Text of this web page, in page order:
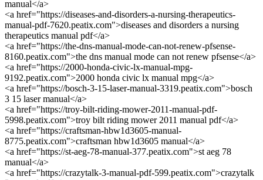
manual</a>
<a href="https://diseases-and-disorders-a-nursing-therapeutics-
manual-pdf-7620.peatix.com">diseases and disorders a nursing
therapeutics manual pdf</a>
<a href="https://the-dns-manual-mode-can-not-renew-pfsense-
8160.peatix.com">the dns manual mode can not renew pfsense</a>
<a href="https://2000-honda-civic-lx-manual-mpg-
9192.peatix.com">2000 honda civic lx manual mpg</a>
<a href="https://bosch-3-15-laser-manual-3319.peatix.com">bosch
3 15 laser manual</a>
<a href="https://troy-bilt-riding-mower-2011-manual-pdf-
5998.peatix.com">troy bilt riding mower 2011 manual pdf</a>
<a href="https://craftsman-hbw1d3605-manual-
8775.peatix.com">craftsman hbw1d3605 manual</a>
<a href="https://st-aeg-78-manual-377.peatix.com">st aeg 78
manual</a>
<a href="https://crazytalk-3-manual-pdf-599.peatix.com">crazytalk